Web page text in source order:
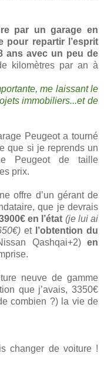
par un garage en
pour repartir l’esprit
ans avec un peu de
kilomètres par an à
me laissant le
immobiliers...et de
Peugeot a tourné
que si je reprends un
Peugeot de taille
prix.
offre d’un gérant de
que je devrais
en l’état (je lui ai
et l’obtention du
Qashqai+2)en
neuve de gamme
que j’avais, 3350€
combien ?) la vie de
changer de voiture !